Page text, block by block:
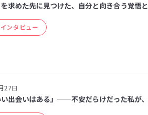
を求めた先に見つけた、自分と向き合う覚悟
ンタビュー
27日
い出会いはある」──不安だらけだった私が